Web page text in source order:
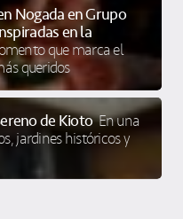
Nogada en Grupo
en la
que marca el
queridos
de Kioto En una
jardines históricos y